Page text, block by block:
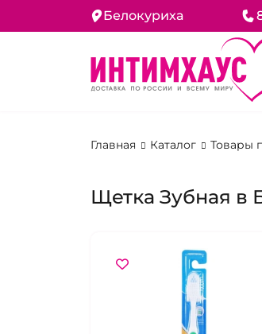
Белокуриха
Главная Каталог Товары
Щетка Зубная в